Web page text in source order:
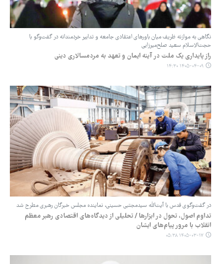
نگاهی به موازنه ظریف میان باورهای اعتقادی جامعه و تدابیر خردمندانه در گفت‌وگو با
حجت‌الاسلام سعید صلح‌میرزایی
راز پایداری یک ملت در آینه ایمان و تعهد به مردمسالاری دینی
۱۴۰۵-۰۴-۰۹ ۱۴:۳۰
در گفت‌وگوی قدس با آیت‌الله سیدمجتبی حسینی، نماینده مجلس خبرگان رهبری مطرح شد
تداوم اصول، تحول در ابزارها / تحلیلی از دیدگاه‌های اقتصادی رهبر معظم
انقلاب با مرور پیام‌های ایشان
۱۴۰۵-۰۳-۱۷ ۰۵:۳۸